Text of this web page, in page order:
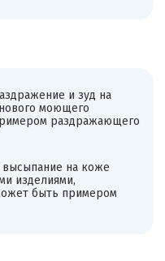
и зуд на
моющего
раздражающего
высыпание на коже
изделиями,
быть примером